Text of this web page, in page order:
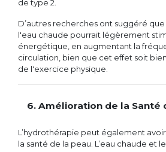
de type 2.
D’autres recherches ont suggéré
l'eau chaude pourrait légèrement
énergétique, en augmentant la
circulation, bien que cet effet soit
de l'exercice physique.
6. Amélioration de la Santé
L’hydrothérapie peut également
la santé de la peau. L’eau chaude et